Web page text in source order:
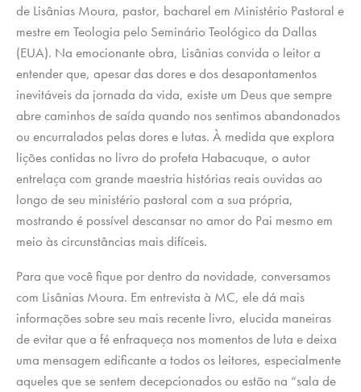
de Lisânias Moura, pastor, bacharel em Ministério Pastoral e
mestre em Teologia pelo Seminário Teológico da Dallas
(EUA). Na emocionante obra, Lisânias convida o leitor a
entender que, apesar das dores e dos desapontamentos
inevitáveis da jornada da vida, existe um Deus que sempre
abre caminhos de saída quando nos sentimos abandonados
ou encurralados pelas dores e lutas. À medida que explora
lições contidas no livro do profeta Habacuque, o autor
entrelaça com grande maestria histórias reais ouvidas ao
longo de seu ministério pastoral com a sua própria,
mostrando é possível descansar no amor do Pai mesmo em
meio às circunstâncias mais difíceis.
Para que você fique por dentro da novidade, conversamos
com Lisânias Moura. Em entrevista à MC, ele dá mais
informações sobre seu mais recente livro, elucida maneiras
de evitar que a fé enfraqueça nos momentos de luta e deixa
uma mensagem edificante a todos os leitores, especialmente
aqueles que se sentem decepcionados ou estão na “sala de